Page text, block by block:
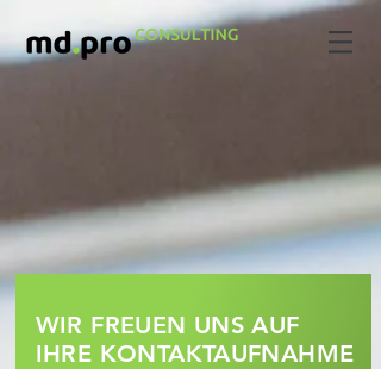
WIR FREUEN UNS AUF
IHRE KONTAKTAUFNAHME